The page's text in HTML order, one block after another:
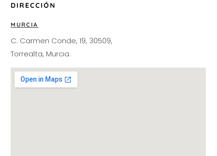
DIRECCIÓN
MURCIA
C. Carmen Conde, 19, 30509,
Torrealta, Murcia.